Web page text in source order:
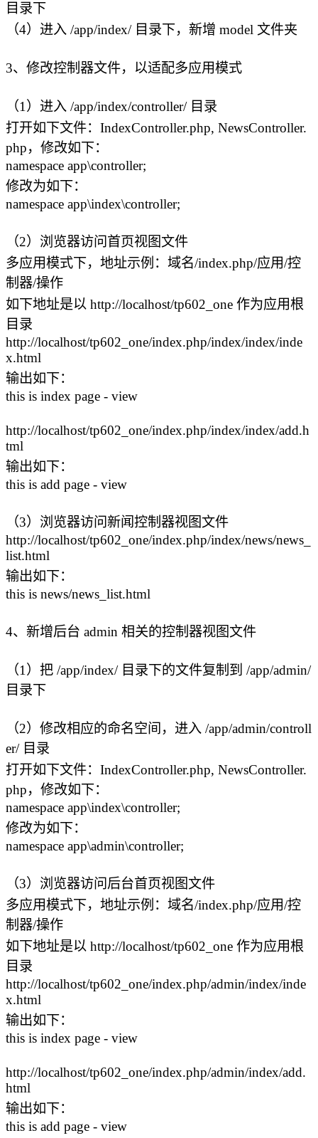
目录下
（4）进入 /app/index/ 目录下，新增 model 文件夹
3、修改控制器文件，以适配多应用模式
（1）进入 /app/index/controller/ 目录
打开如下文件：IndexController.php, NewsController.
php，修改如下：
namespace app\controller;
修改为如下：
namespace app\index\controller;
（2）浏览器访问首页视图文件
多应用模式下，地址示例：域名/index.php/应用/控
制器/操作
如下地址是以 http://localhost/tp602_one 作为应用根
目录
http://localhost/tp602_one/index.php/index/index/inde
x.html
输出如下：
this is index page - view
http://localhost/tp602_one/index.php/index/index/add.h
tml
输出如下：
this is add page - view
（3）浏览器访问新闻控制器视图文件
http://localhost/tp602_one/index.php/index/news/news_
list.html
输出如下：
this is news/news_list.html
4、新增后台 admin 相关的控制器视图文件
（1）把 /app/index/ 目录下的文件复制到 /app/admin/
目录下
（2）修改相应的命名空间，进入 /app/admin/controll
er/ 目录
打开如下文件：IndexController.php, NewsController.
php，修改如下：
namespace app\index\controller;
修改为如下：
namespace app\admin\controller;
（3）浏览器访问后台首页视图文件
多应用模式下，地址示例：域名/index.php/应用/控
制器/操作
如下地址是以 http://localhost/tp602_one 作为应用根
目录
http://localhost/tp602_one/index.php/admin/index/inde
x.html
输出如下：
this is index page - view
http://localhost/tp602_one/index.php/admin/index/add.
html
输出如下：
this is add page - view